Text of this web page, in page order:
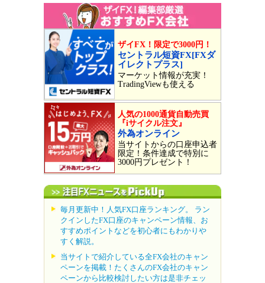
ザイFX！限定で3000円！
セントラル短資FX[FXダ
イレクトプラス]
マーケット情報が充実！
TradingViewも使える
人気の1000通貨自動売買
『iサイクル注文』
外為オンライン
当サイトからの口座申込者
限定！条件達成で特別に
3000円プレゼント！
毎月更新中！人気FX口座ランキング。 ラン
クインしたFX口座のキャンペーン情報、お
すすめポイントなどを初心者にもわかりや
すく解説。
当サイトで紹介している全FX会社のキャン
ペーンを掲載！たくさんのFX会社のキャン
ペーンから比較検討したい方は是非チェッ